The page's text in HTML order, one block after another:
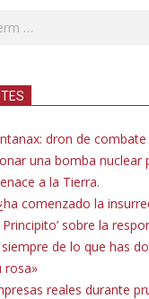
dron de
una bomba nuclear
a la Tierra.
comenzado la
sobre la
de lo que has
rosa»
reales durante